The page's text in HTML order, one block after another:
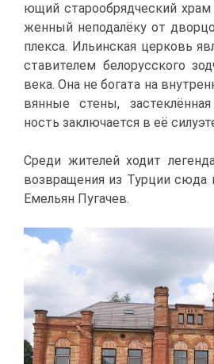
ю­щий ста­ро­об­ряд­че­ский
жен­ный непо­да­лё­ку от
плек­са. Ильин­ская цер­ковь
ста­ви­те­лем бе­ло­рус­ско­го
ве­ка. Она не бо­га­та на
вян­ные сте­ны,
ность за­клю­ча­ет­ся в её
Сре­ди жи­те­лей хо­дит
воз­вра­ще­ния из Тур­ции сю­да
Еме­льян Пу­га­чев.